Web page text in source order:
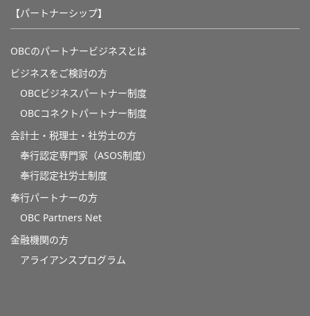
【パートナーシップ】
OBCのパートナービジネスとは
ビジネスをご検討の方
OBCビジネスパートナー制度
OBCコネクトパートナー制度
会計士・税理士・社労士の方
奉行認定専門家（ASOS制度）
奉行認定社労士制度
奉行パートナーの方
OBC Partners Net
金融機関の方
アライアンスプログラム